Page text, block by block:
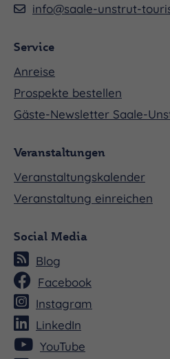
info@saale-unstrut-
Service
Anreise
Prospekte bestellen
Gäste-Newsletter Saale-
Veranstaltungen
Veranstaltungskalender
Veranstaltung einreichen
Social Media
Blog
Facebook
Instagram
LinkedIn
YouTube